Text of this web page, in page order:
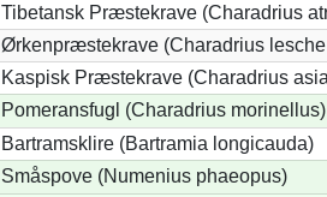
Tibetansk Præstekrave (Charadrius
Ørkenpræstekrave (Charadrius
Kaspisk Præstekrave (Charadrius
Pomeransfugl (Charadrius morinellus)
Bartramsklire (Bartramia longicauda)
Småspove (Numenius phaeopus)